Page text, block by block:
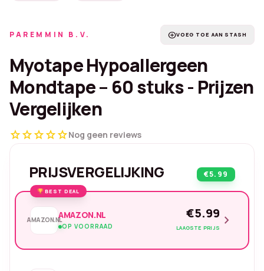
PAREMMIN B.V. add_circleVOEG TOE AAN STASH
Myotape Hypoallergeen
Mondtape – 60 stuks - Prijzen
Vergelijken
starstarstarstarstarNog geen reviews
PRIJSVERGELIJKING €5.99
BEST DEAL
AMAZON.NLAMAZON.NL
OP VOORRAAD
€5.99
LAAGSTE PRIJS chevron_right